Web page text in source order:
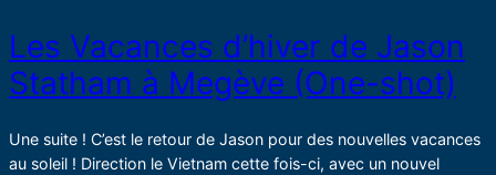
Les Vacances d’hiver de Jason
Statham à Megève (One-shot)
Une suite ! C’est le retour de Jason pour des nouvelles vacances
au soleil ! Direction le Vietnam cette fois-ci, avec un nouvel